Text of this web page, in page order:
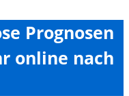
Prognosen
online nach